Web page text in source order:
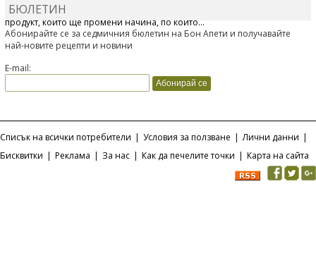
Отскоро Лесафр България стартира предлагането на изцяло нов
продукт, който ще промени начина, по който...
БЮЛЕТИН
Абонирайте се за седмичния бюлетин на Бон Апети и получавайте
най-новите рецепти и новини
E-mail:
Списък на всички потребители | Условия за ползване | Лични данни |
Бисквитки | Реклама | За нас | Как да печелите точки | Карта на сайта